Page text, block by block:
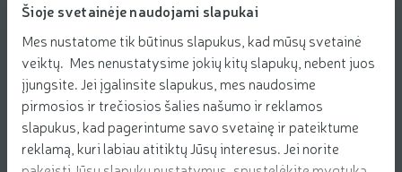
Šioje svetainėje naudojami slapukai
Mes nustatome tik būtinus slapukus, kad mūsų svetainė
veiktų. Mes nenustatysime jokių kitų slapukų, nebent juos
įjungsite. Jei įgalinsite slapukus, mes naudosime
pirmosios ir trečiosios šalies našumo ir reklamos
slapukus, kad pagerintume savo svetainę ir pateiktume
reklamą, kuri labiau atitiktų Jūsų interesus. Jei norite